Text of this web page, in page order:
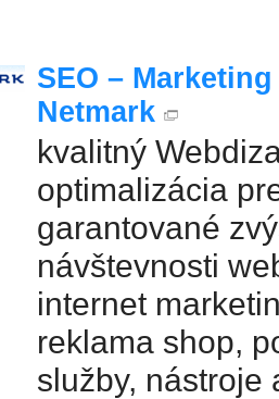
SEO –
Netmark
kvalitný
optimalizácia
garantované
návštevnosti
internet
reklama shop,
služby, nástroje